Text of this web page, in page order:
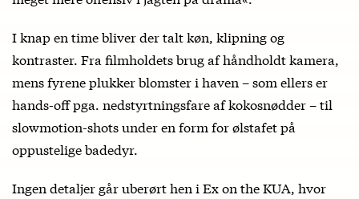
I knap en time bliver der talt køn, klipning og
kontraster. Fra filmholdets brug af håndholdt kamera,
mens fyrene plukker blomster i haven – som ellers er
hands-off pga. nedstyrtningsfare af kokosnødder – til
slowmotion-shots under en form for ølstafet på
oppustelige badedyr.
Ingen detaljer går uberørt hen i Ex on the KUA, hvor